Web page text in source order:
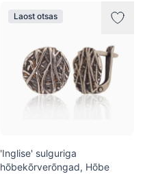
Laost otsas
'Inglise' sulguriga
hõbekõrverõngad, Hõbe